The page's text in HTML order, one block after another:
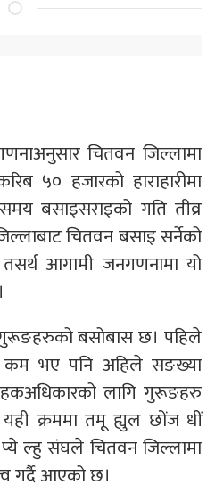
चितवन जिल्लामा
५० हजारको हाराहारीमा
बसाइसराइको गति तीव्र
चितवन बसाइ सर्नेको
आगामी जनगणनामा यो
बसोबास छ। पहिले
भए पनि अहिले सङख्या
लागि गुरूङहरु
क्रममा तमू ह्युल छोंज धीं
प्ये ल्हु संघले चितवन जिल्लामा
गर्दै आएको छ।